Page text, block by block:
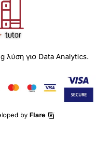
λύση για Data Analytics.
by Flare